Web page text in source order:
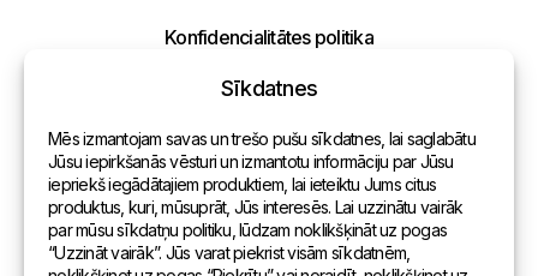
Konfidencialitātes politika
Kontakti
Vispārēja informācija
Pārstāvniecības pasaulē
Adrese
Sīkdatnes
Mēs izmantojam savas un trešo pušu sīkdatnes, lai saglabātu
Jūsu iepirkšanās vēsturi un izmantotu informāciju par Jūsu
iepriekš iegādātajiem produktiem, lai ieteiktu Jums citus
produktus, kuri, mūsuprāt, Jūs interesēs. Lai uzzinātu vairāk
par mūsu sīkdatņu politiku, lūdzam noklikšķināt uz pogas
“Uzzināt vairāk”. Jūs varat piekrist visām sīkdatnēm,